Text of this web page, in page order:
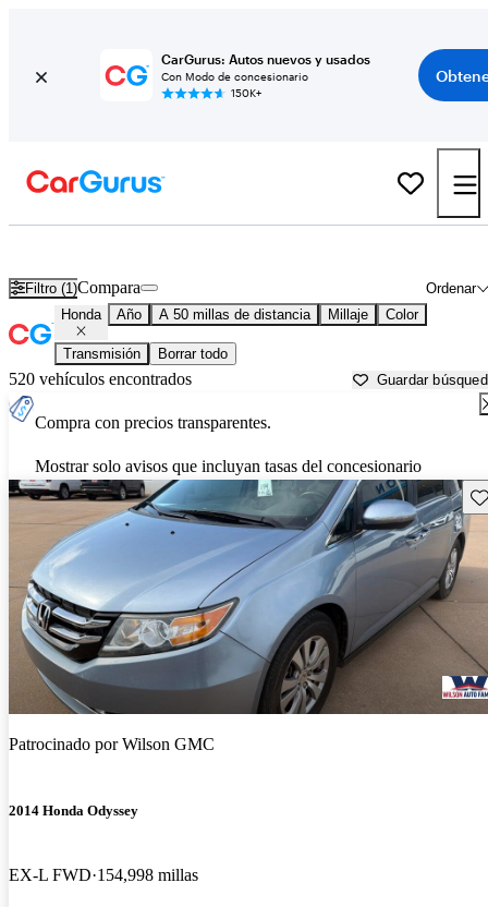
CarGurus: Autos nuevos y usados
Con Modo de concesionario
150K+
Filtro (1) Ordenar
Compara
Honda Año A 50 millas de distancia Millaje Color
Transmisión Borrar todo
520 vehículos encontrados Guardar
Compra con precios transparentes.
Mostrar solo avisos que incluyan tasas del concesionario
Patrocinado porWilson GMC
2014 Honda Odyssey
EX-L FWD 154,998 millas